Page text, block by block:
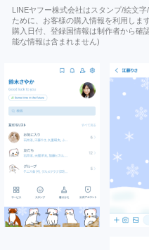
LINEヤフー株式会社はスタンプ/絵文
ために、お客様の購入情報を利用します
購入日付、登録国情報は制作者から確
能な情報は含まれません)